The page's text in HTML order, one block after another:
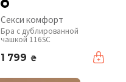
Секси комфорт
Бра с дублированной
чашкой 116SC
1 799 ₴